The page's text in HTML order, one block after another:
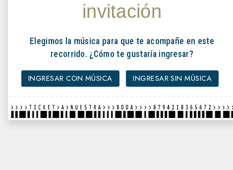
invitación
Elegimos la música para que te acompañe en este
recorrido. ¿Cómo te gustaría ingresar?
INGRESAR CON MÚSICA INGRESAR SIN MÚSICA